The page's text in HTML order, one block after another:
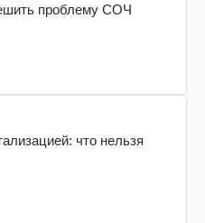
проблему СОЧ
что нельзя